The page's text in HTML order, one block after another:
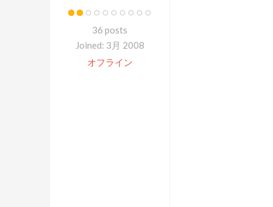
36 posts
Joined: 3月 2008
オフライン